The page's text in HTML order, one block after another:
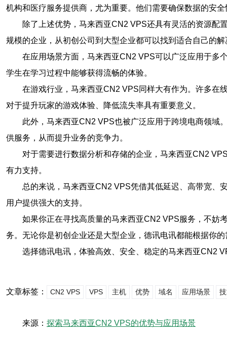
机构和医疗服务提供商，尤为重要。他们需要确保数据的安
除了上述优势，马来西亚CN2 VPS还具有灵活的资源配
规模的企业，从初创公司到大型企业都可以找到适合自己的解
在应用场景方面，马来西亚CN2 VPS可以广泛应用于多
学生在学习过程中能够获得流畅的体验。
在游戏行业，马来西亚CN2 VPS同样大有作为。许多在
对于提升玩家的游戏体验、降低流失率具有重要意义。
此外，马来西亚CN2 VPS也被广泛应用于跨境电商领域
供服务，从而提升业务的竞争力。
对于需要进行数据分析和存储的企业，马来西亚CN2
有力支持。
总的来说，马来西亚CN2 VPS凭借其低延迟、高带宽、
用户提供强大的支持。
如果你正在寻找高质量的马来西亚CN2 VPS服务，不妨
务。无论你是初创企业还是大型企业，德讯电讯都能根据你
选择德讯电讯，体验高效、安全、稳定的马来西亚CN2
文章标签： CN2 VPS VPS 主机 优势 域名 应用场景
来源： 探索马来西亚CN2 VPS的优势与应用场景